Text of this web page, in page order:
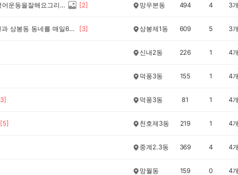
저는상봉점이마트있는쪽으로했어운동을잘해요그리고카페에도자주잘가요~^^* [2] 망우본동 494 4 3
나는 내가사는.한신아파트 주변과 상봉동 동네를 매일6천보 이상 산책을 한다,심지어 상봉지하차도입구를 지나 우정아파트 또는 망우역 부근까지 돌고오는데 1만보를 넘게 걸을적도 있는데 그 덕인지 90세가 가까운나이에 별 탈없이 잘 지내는것이 이 산책덕분이 아닌가 한다. [3] 상봉제1동 609 5 3
신내2동 226 1 4
덕풍3동 155 1 4
3] 덕풍3동 81 1 4
[5] 천호제3동 219 1 4
중계2.3동 369 4 4
망월동 159 0 4